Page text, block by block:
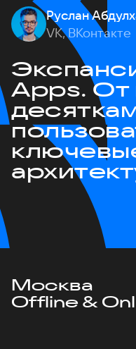
Руслан
VK, ВКонтакте
Apps. От
Москва
Offline &